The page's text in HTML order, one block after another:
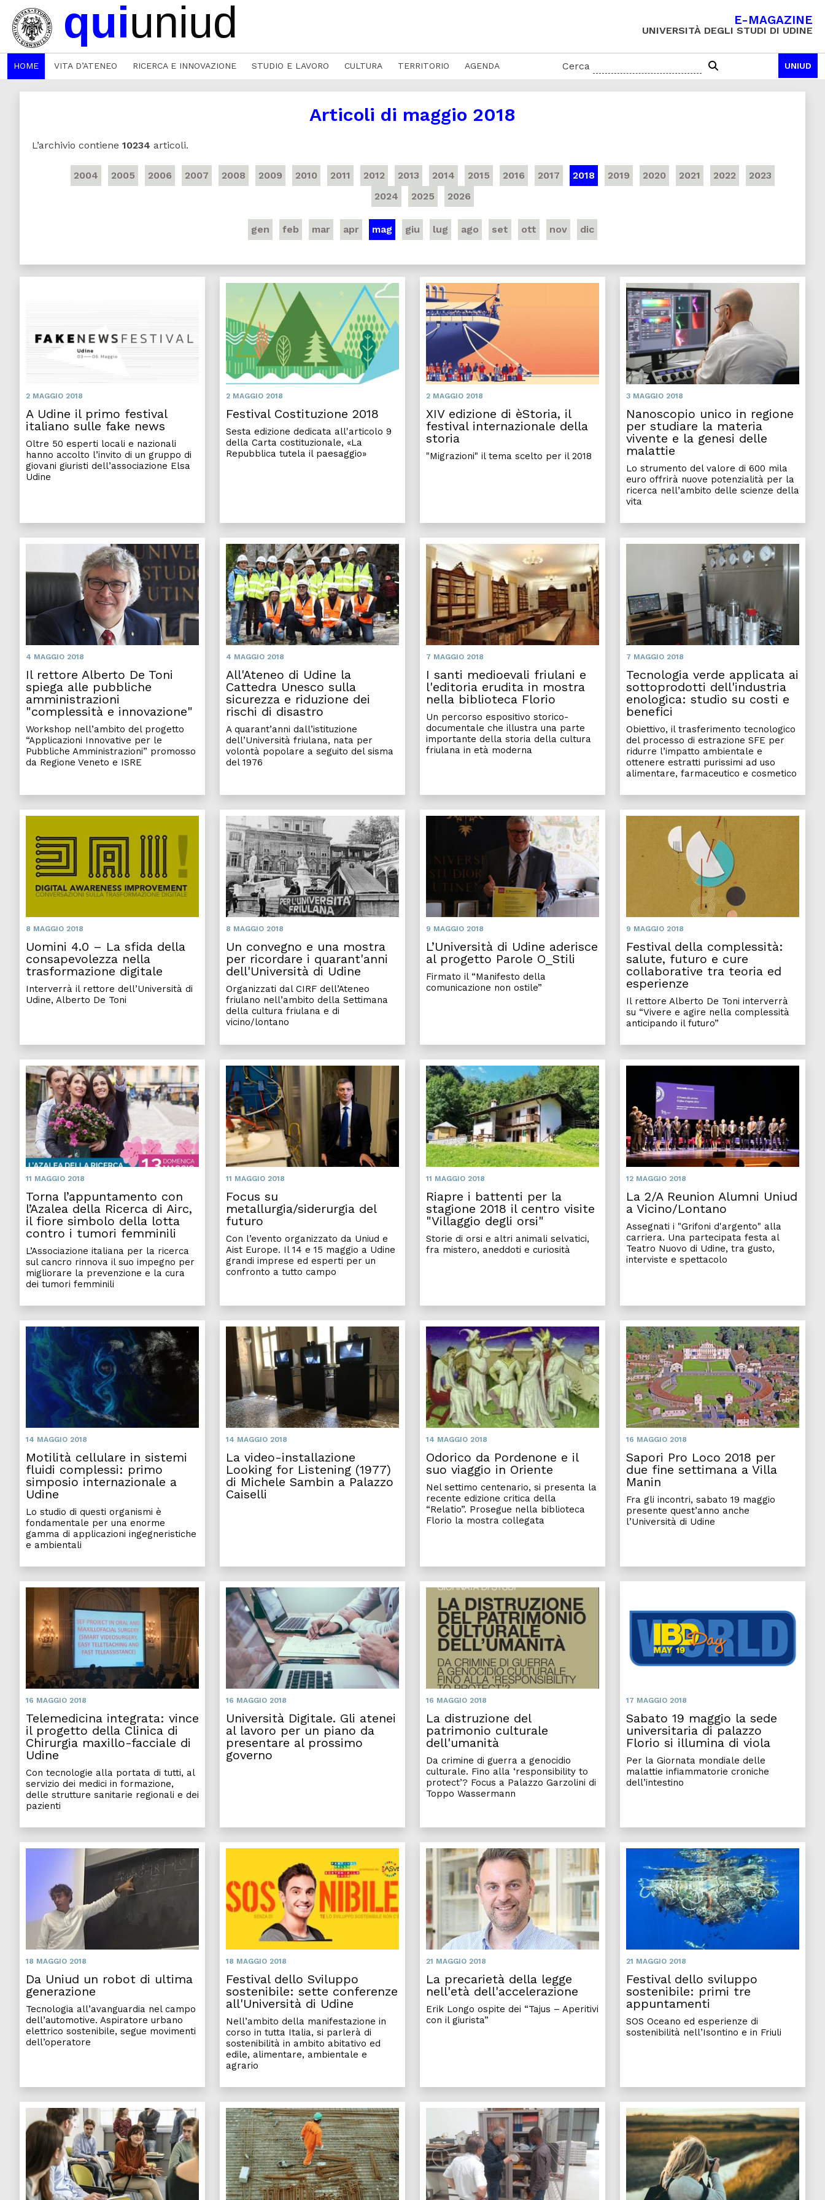
E-MAGAZINE
UNIVERSITÀ DEGLI STUDI DI UDINE
HOME VITA D’ATENEO RICERCA E INNOVAZIONE STUDIO E LAVORO CULTURA TERRITORIO AGENDA Cerca UNIUD
Articoli di maggio 2018
L’archivio contiene 10234 articoli.
2004 2005 2006 2007 2008 2009 2010 2011 2012 2013 2014 2015 2016 2017 2018 2019 2020 2021 2022
2023
2024
2025 2026
gen feb mar apr mag giu lug ago set ott nov dic
2 MAGGIO 2018
A Udine il primo festival
italiano sulle fake news
Oltre 50 esperti locali e nazionali
hanno accolto l’invito di un gruppo di
giovani giuristi dell’associazione Elsa
Udine
2 MAGGIO 2018
Festival Costituzione 2018
Sesta edizione dedicata all'articolo 9
della Carta costituzionale, «La
Repubblica tutela il paesaggio»
2 MAGGIO 2018
XIV edizione di èStoria, il
festival internazionale della
storia
"Migrazioni" il tema scelto per il 2018
3 MAGGIO 2018
Nanoscopio unico in regione
per studiare la materia
vivente e la genesi delle
malattie
Lo strumento del valore di 600 mila
euro offrirà nuove potenzialità per la
ricerca nell’ambito delle scienze della
vita
4 MAGGIO 2018
Il rettore Alberto De Toni
spiega alle pubbliche
amministrazioni
"complessità e innovazione"
Workshop nell’ambito del progetto
“Applicazioni Innovative per le
Pubbliche Amministrazioni” promosso
da Regione Veneto e ISRE
4 MAGGIO 2018
All'Ateneo di Udine la
Cattedra Unesco sulla
sicurezza e riduzione dei
rischi di disastro
A quarant’anni dall’istituzione
dell’Università friulana, nata per
volontà popolare a seguito del sisma
del 1976
7 MAGGIO 2018
I santi medioevali friulani e
l'editoria erudita in mostra
nella biblioteca Florio
Un percorso espositivo storico-
documentale che illustra una parte
importante della storia della cultura
friulana in età moderna
7 MAGGIO 2018
Tecnologia verde applicata ai
sottoprodotti dell'industria
enologica: studio su costi e
benefici
Obiettivo, il trasferimento tecnologico
del processo di estrazione SFE per
ridurre l’impatto ambientale e
ottenere estratti purissimi ad uso
alimentare, farmaceutico e cosmetico
8 MAGGIO 2018
Uomini 4.0 – La sfida della
consapevolezza nella
trasformazione digitale
Interverrà il rettore dell’Università di
Udine, Alberto De Toni
8 MAGGIO 2018
Un convegno e una mostra
per ricordare i quarant'anni
dell'Università di Udine
Organizzati dal CIRF dell’Ateneo
friulano nell’ambito della Settimana
della cultura friulana e di
vicino/lontano
9 MAGGIO 2018
L’Università di Udine aderisce
al progetto Parole O_Stili
Firmato il “Manifesto della
comunicazione non ostile”
9 MAGGIO 2018
Festival della complessità:
salute, futuro e cure
collaborative tra teoria ed
esperienze
Il rettore Alberto De Toni interverrà
su “Vivere e agire nella complessità
anticipando il futuro”
11 MAGGIO 2018
Torna l’appuntamento con
l’Azalea della Ricerca di Airc,
il fiore simbolo della lotta
contro i tumori femminili
L’Associazione italiana per la ricerca
sul cancro rinnova il suo impegno per
migliorare la prevenzione e la cura
dei tumori femminili
11 MAGGIO 2018
Focus su
metallurgia/siderurgia del
futuro
Con l’evento organizzato da Uniud e
Aist Europe. Il 14 e 15 maggio a Udine
grandi imprese ed esperti per un
confronto a tutto campo
11 MAGGIO 2018
Riapre i battenti per la
stagione 2018 il centro visite
"Villaggio degli orsi"
Storie di orsi e altri animali selvatici,
fra mistero, aneddoti e curiosità
12 MAGGIO 2018
La 2/A Reunion Alumni Uniud
a Vicino/Lontano
Assegnati i "Grifoni d'argento" alla
carriera. Una partecipata festa al
Teatro Nuovo di Udine, tra gusto,
interviste e spettacolo
14 MAGGIO 2018
Motilità cellulare in sistemi
fluidi complessi: primo
simposio internazionale a
Udine
Lo studio di questi organismi è
fondamentale per una enorme
gamma di applicazioni ingegneristiche
e ambientali
14 MAGGIO 2018
La video-installazione
Looking for Listening (1977)
di Michele Sambin a Palazzo
Caiselli
14 MAGGIO 2018
Odorico da Pordenone e il
suo viaggio in Oriente
Nel settimo centenario, si presenta la
recente edizione critica della
“Relatio”. Prosegue nella biblioteca
Florio la mostra collegata
16 MAGGIO 2018
Sapori Pro Loco 2018 per
due fine settimana a Villa
Manin
Fra gli incontri, sabato 19 maggio
presente quest’anno anche
l’Università di Udine
16 MAGGIO 2018
Telemedicina integrata: vince
il progetto della Clinica di
Chirurgia maxillo-facciale di
Udine
Con tecnologie alla portata di tutti, al
servizio dei medici in formazione,
delle strutture sanitarie regionali e dei
pazienti
16 MAGGIO 2018
Università Digitale. Gli atenei
al lavoro per un piano da
presentare al prossimo
governo
16 MAGGIO 2018
La distruzione del
patrimonio culturale
dell'umanità
Da crimine di guerra a genocidio
culturale. Fino alla ‘responsibility to
protect’? Focus a Palazzo Garzolini di
Toppo Wassermann
17 MAGGIO 2018
Sabato 19 maggio la sede
universitaria di palazzo
Florio si illumina di viola
Per la Giornata mondiale delle
malattie infiammatorie croniche
dell’intestino
18 MAGGIO 2018
Da Uniud un robot di ultima
generazione
Tecnologia all’avanguardia nel campo
dell’automotive. Aspiratore urbano
elettrico sostenibile, segue movimenti
dell’operatore
18 MAGGIO 2018
Festival dello Sviluppo
sostenibile: sette conferenze
all'Università di Udine
Nell’ambito della manifestazione in
corso in tutta Italia, si parlerà di
sostenibilità in ambito abitativo ed
edile, alimentare, ambientale e
agrario
21 MAGGIO 2018
La precarietà della legge
nell'età dell'accelerazione
Erik Longo ospite dei “Tajus – Aperitivi
con il giurista”
21 MAGGIO 2018
Festival dello sviluppo
sostenibile: primi tre
appuntamenti
SOS Oceano ed esperienze di
sostenibilità nell’Isontino e in Friuli